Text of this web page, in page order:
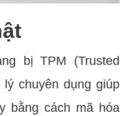
bị TPM (Trusted
chuyên dụng giúp
bằng cách mã hóa